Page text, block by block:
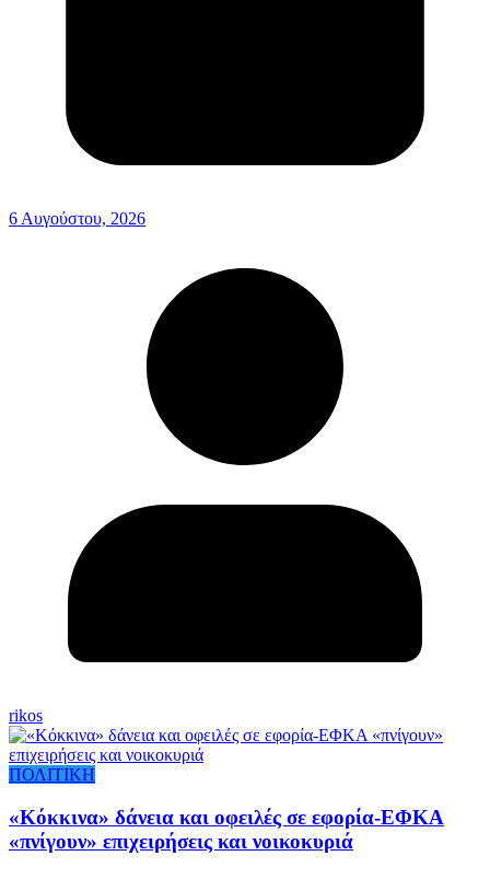
6 Αυγούστου, 2026
rikos
ΠΟΛΙΤΙΚΗ
«Κόκκινα» δάνεια και οφειλές σε εφορία-ΕΦΚΑ
«πνίγουν» επιχειρήσεις και νοικοκυριά